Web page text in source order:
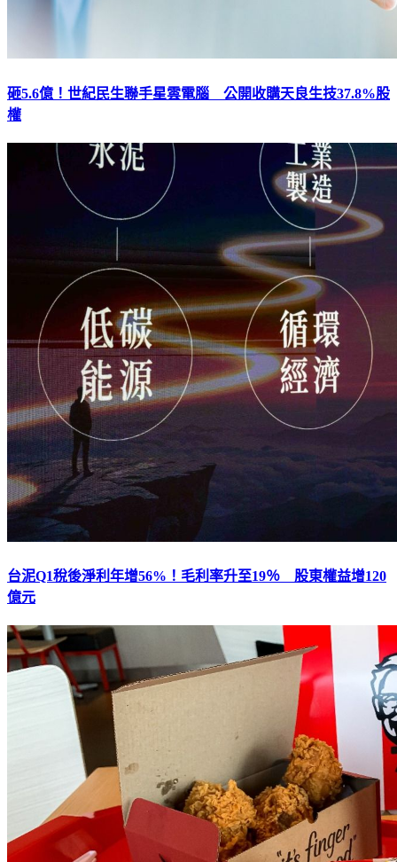
砸5.6億！世紀民生聯手星雲電腦 公開收購天良生技37.8%股
權
台泥Q1稅後淨利年增56%！毛利率升至19％ 股東權益增120
億元